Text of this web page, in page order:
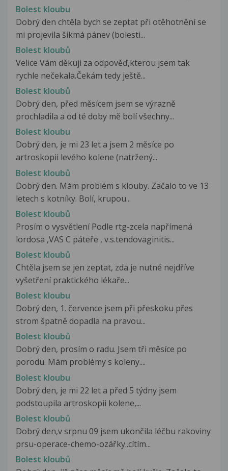
Bolest kloubu
Dobrý den chtěla bych se zeptat při otěhotnění se
mi projevila šikmá pánev (bolesti...
Bolest kloubů
Velice Vám děkuji za odpověď,kterou jsem tak
rychle nečekala.Čekám tedy ještě...
Bolest kloubů
Dobrý den, před měsícem jsem se výrazně
prochladila a od té doby mě bolí všechny...
Bolest kloubu
Dobrý den, je mi 23 let a jsem 2 měsíce po
artroskopii levého kolene (natržený...
Bolest kloubů
Dobrý den. Mám problém s klouby. Začalo to ve 13
letech s kotníky. Bolí, krupou...
Bolest kloubů
Prosím o vysvětlení Podle rtg-zcela napřímená
lordosa ,VAS C páteře , v.s.tendovaginitis...
Bolest kloubů
Chtěla jsem se jen zeptat, zda je nutné nejdříve
vyšetření praktického lékaře...
Bolest kloubu
Dobrý den, 1. července jsem při přeskoku přes
strom špatně dopadla na pravou...
Bolest kloubů
Dobrý den, prosím o radu. Jsem tři měsíce po
porodu. Mám problémy s koleny....
Bolest kloubu
Dobrý den, je mi 22 let a před 5 týdny jsem
podstoupila artroskopii kolene,...
Bolest kloubů
Dobrý den,v srpnu 09 jsem ukončila léčbu rakoviny
prsu-operace-chemo-ozářky..cítím...
Bolest kloubů